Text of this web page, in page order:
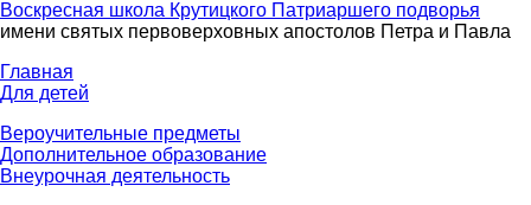
Воскресная школа Крутицкого Патриаршего подворья
имени святых первоверховных апостолов Петра и Павла
Главная
Для детей
Вероучительные предметы
Дополнительное образование
Внеурочная деятельность